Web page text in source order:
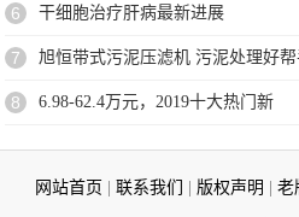
6 干细胞治疗肝病最新进展
7 旭恒带式污泥压滤机 污泥处理好
8 6.98-62.4万元，2019十大热门新
网站首页 联系我们 版权声明 老